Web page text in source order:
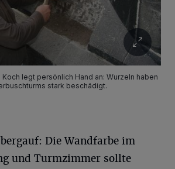
legt persönlich Hand an: Wurzeln haben
stark beschädigt.
Die Wandfarbe im
und Turmzimmer sollte